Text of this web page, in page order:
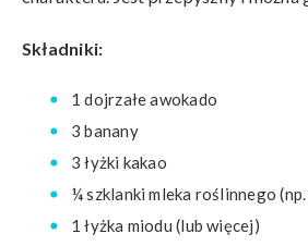
Składniki:
1 dojrzałe awokado
3 banany
3 łyżki kakao
¼ szklanki mleka roślinnego
1 łyżka miodu (lub więcej)